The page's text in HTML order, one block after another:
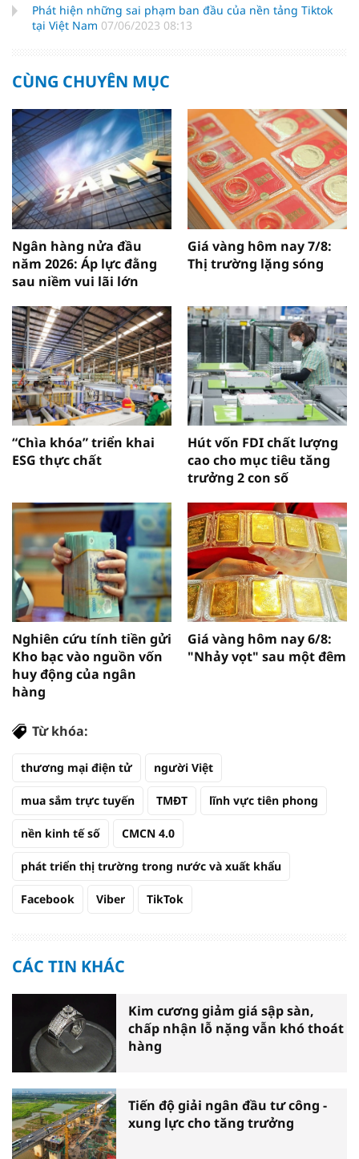
Phát hiện những sai phạm ban đầu của nền tảng Tiktok
tại Việt Nam 07/06/2023 08:13
CÙNG CHUYÊN MỤC
Ngân hàng nửa đầu
năm 2026: Áp lực đằng
sau niềm vui lãi lớn
Giá vàng hôm nay 7/8:
Thị trường lặng sóng
“Chìa khóa” triển khai
ESG thực chất
Hút vốn FDI chất lượng
cao cho mục tiêu tăng
trưởng 2 con số
Nghiên cứu tính tiền gửi
Kho bạc vào nguồn vốn
huy động của ngân
hàng
Giá vàng hôm nay 6/8:
"Nhảy vọt" sau một đêm
Từ khóa:
thương mại điện tử người Việt
mua sắm trực tuyến TMĐT lĩnh vực tiên phong
nền kinh tế số CMCN 4.0
phát triển thị trường trong nước và xuất khẩu
Facebook Viber TikTok
CÁC TIN KHÁC
Kim cương giảm giá sập sàn,
chấp nhận lỗ nặng vẫn khó thoát
hàng
Tiến độ giải ngân đầu tư công -
xung lực cho tăng trưởng